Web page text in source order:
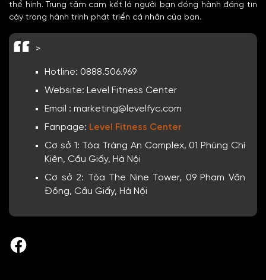
thể hình. Trung tâm cam kết là người bạn đồng hành đáng tin
cậy trong hành trình phát triển cá nhân của bạn.
>
Hotline: 0888.506.969
Website: Level Fitness Center
Email : marketing@levelfyc.com
Fanpage: Level Fitness Center
Cơ sở 1: Tòa Tràng An Complex, 01 Phùng Chí
Kiên, Cầu Giấy, Hà Nội
Cơ sở 2: Tòa The Nine Tower, 09 Phạm Văn
Đồng, Cầu Giấy, Hà Nội